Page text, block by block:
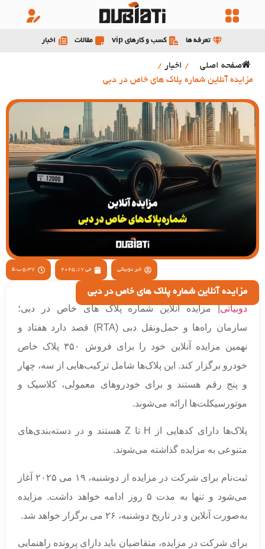
تعرفه ها کسب و کارهای vip مقالات اخبار
صفحه اصلی / اخبار /
مزایده آنلاین شماره پلاک های خاص در دبی
خبر دوبیاتی می 17, 2025 5:37 ب.ظ
مزایده آنلاین شماره پلاک های خاص در دبی
دوبیاتی| مزایده آنلاین شماره پلاک های خاص در دبی؛
سازمان راه‌ها و حمل‌ونقل دبی (RTA) قصد دارد هفتاد و
نهمین مزایده آنلاین خود را برای فروش ۳۵۰ پلاک خاص
خودرو برگزار کند. این پلاک‌ها شامل ترکیب‌هایی از سه، چهار
و پنج رقم هستند و برای خودروهای معمولی، کلاسیک و
موتورسیکلت‌ها ارائه می‌شوند.
پلاک‌ها دارای کدهایی از H تا Z هستند و در دسته‌بندی‌های
متنوعی به مزایده گذاشته می‌شوند.
ثبت‌نام برای شرکت در مزایده از دوشنبه، ۱۹ می ۲۰۲۵ آغاز
می‌شود و تنها به مدت ۵ روز ادامه خواهد داشت. مزایده
به‌صورت آنلاین و در تاریخ دوشنبه، ۲۶ می برگزار خواهد شد.
برای شرکت در مزایده، متقاضیان باید دارای پرونده راهنمایی